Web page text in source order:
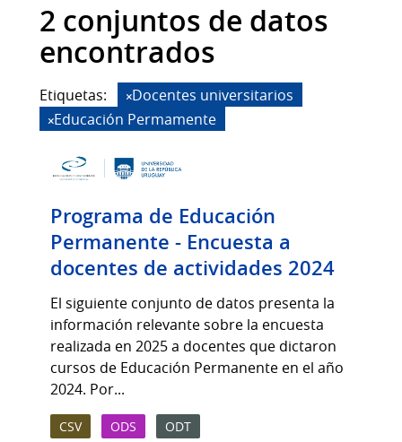
2 conjuntos de datos
encontrados
Etiquetas:
Docentes universitarios
Educación Permamente
Programa de Educación
Permanente - Encuesta a
docentes de actividades 2024
El siguiente conjunto de datos presenta la
información relevante sobre la encuesta
realizada en 2025 a docentes que dictaron
cursos de Educación Permanente en el año
2024. Por...
CSV ODS ODT